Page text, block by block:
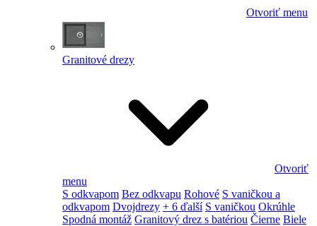
Otvoriť menu
Granitové drezy
Otvoriť
menu
S odkvapom Bez odkvapu Rohové S vaničkou a
odkvapom Dvojdrezy + 6 ďalší S vaničkou Okrúhle
Spodná montáž Granitový drez s batériou Čierne Biele